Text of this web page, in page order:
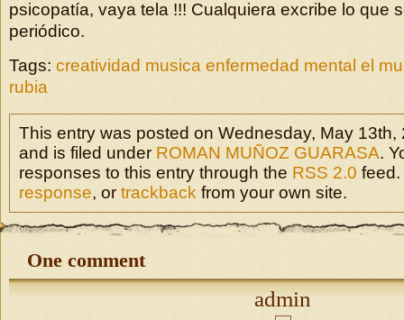
psicopatía, vaya tela !!! Cualquiera excribe lo que
periódico.
Tags: creatividad musica enfermedad mental el
rubia
This entry was posted on Wednesday, May 13th,
and is filed under ROMAN MUÑOZ GUARASA.
responses to this entry through the RSS 2.0
response, or trackback from your own site.
One comment
admin